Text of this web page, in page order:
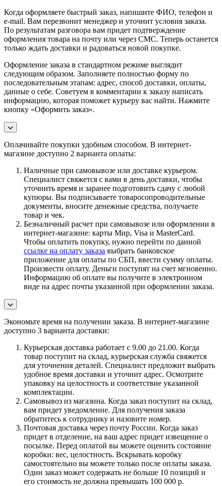
Когда оформляете быстрый заказ, напишите ФИО, телефон и
e-mail. Вам перезвонит менеджер и уточнит условия заказа.
По результатам разговора вам придет подтверждение
оформления товара на почту или через СМС. Теперь останется
только ждать доставки и радоваться новой покупке.
Оформление заказа в стандартном режиме выглядит
следующим образом. Заполняете полностью форму по
последовательным этапам: адрес, способ доставки, оплаты,
данные о себе. Советуем в комментарии к заказу написать
информацию, которая поможет курьеру вас найти. Нажмите
кнопку «Оформить заказ».
Оплачивайте покупки удобным способом. В интернет-
магазине доступно 2 варианта оплаты:
Наличные при самовывозе или доставке курьером.
Специалист свяжется с вами в день доставки, чтобы
уточнить время и заранее подготовить сдачу с любой
купюры. Вы подписываете товаросопроводительные
документы, вносите денежные средства, получаете
товар и чек.
Безналичный расчет при самовывозе или оформлении в
интернет-магазине: карты Мир, Visa и MasterCard.
Чтобы оплатить покупку, нужно перейти по данной
ссылке на оплату заказа выбрать банковское
приложение для оплаты по СБП, ввести сумму оплаты.
Произвести оплату. Деньги поступят на счет мгновенно.
Информацию об оплате вы получите в электронном
виде на адрес почты указанной при оформлении заказа.
Экономьте время на получении заказа. В интернет-магазине
доступно 3 варианта доставки:
Курьерская доставка работает с 9.00 до 21.00. Когда
товар поступит на склад, курьерская служба свяжется
для уточнения деталей. Специалист предложит выбрать
удобное время доставки и уточнит адрес. Осмотрите
упаковку на целостность и соответствие указанной
комплектации.
Самовывоз из магазина. Когда заказ поступит на склад,
вам придет уведомление. Для получения заказа
обратитесь к сотруднику и назовите номер.
Почтовая доставка через почту России. Когда заказ
придет в отделение, на ваш адрес придет извещение о
посылке. Перед оплатой вы можете оценить состояние
коробки: вес, целостность. Вскрывать коробку
самостоятельно вы можете только после оплаты заказа.
Один заказ может содержать не больше 10 позиций и
его стоимость не должна превышать 100 000 р.